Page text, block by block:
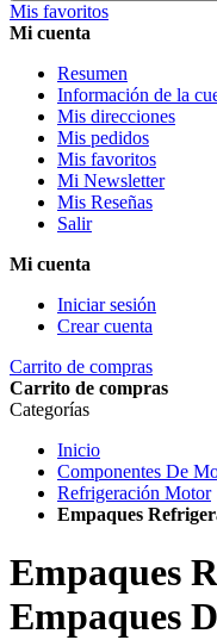
Mis favoritos
Mi cuenta
Resumen
Información de la
Mis direcciones
Mis pedidos
Mis favoritos
Mi Newsletter
Mis Reseñas
Salir
Mi cuenta
Iniciar sesión
Crear cuenta
Carrito de compras
Carrito de compras
Categorías
Inicio
Componentes De
Refrigeración Motor
Empaques
Empaques
Empaques